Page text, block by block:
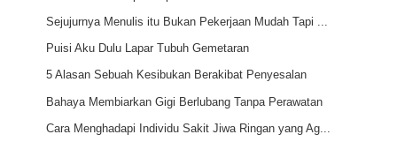
Sejujurnya Menulis itu Bukan Pekerjaan Mudah Tapi ...
Puisi Aku Dulu Lapar Tubuh Gemetaran
5 Alasan Sebuah Kesibukan Berakibat Penyesalan
Bahaya Membiarkan Gigi Berlubang Tanpa Perawatan
Cara Menghadapi Individu Sakit Jiwa Ringan yang Ag...